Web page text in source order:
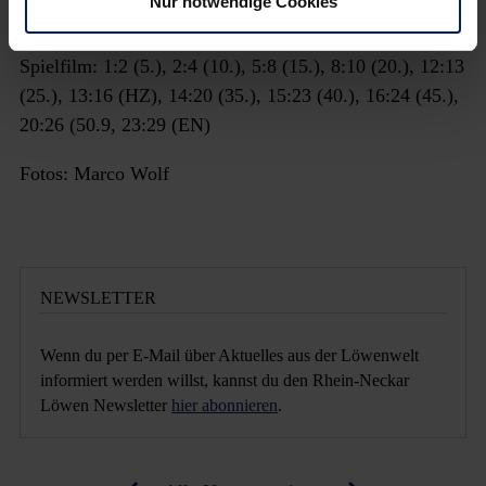
Spielfilm: 1:2 (5.), 2:4 (10.), 5:8 (15.), 8:10 (20.), 12:13
(25.), 13:16 (HZ), 14:20 (35.), 15:23 (40.), 16:24 (45.),
20:26 (50.9, 23:29 (EN)
Fotos: Marco Wolf
NEWSLETTER
Wenn du per E-Mail über Aktuelles aus der Löwenwelt
informiert werden willst, kannst du den Rhein-Neckar
Löwen Newsletter hier abonnieren.